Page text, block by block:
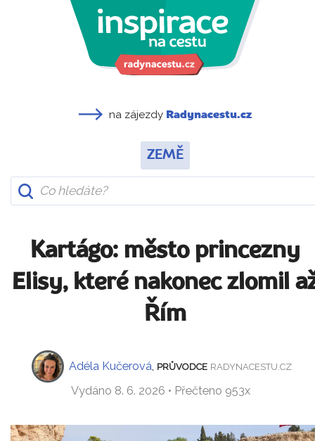
na zájezdy Radynacestu.cz
ZEMĚ
Kartágo: město princezny
Elisy, které nakonec zlomil
Řím
Adéla Kučerová PRŮVODCE RADYNACESTU.CZ
Vydáno 8. 6. 2026 • Přečteno 953x